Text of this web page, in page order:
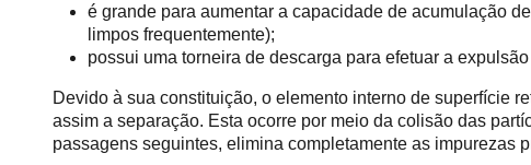
é grande para aumentar a capacidade de acumulação
limpos frequentemente);
possui uma torneira de descarga para efetuar a
Devido à sua constituição, o elemento interno de superfície
assim a separação. Esta ocorre por meio da colisão das
passagens seguintes, elimina completamente as impurezas